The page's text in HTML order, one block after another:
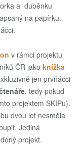
a duběnku
na papírku.
v rámci projektu
ČR jako knížka
jen prvňáčci
, tedy pokud
projektem SKIPu).
dvou let nesměla
Jediná
projekt.